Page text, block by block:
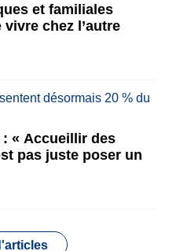
et familiales
chez l’autre
: « Accueillir des
pas juste poser un